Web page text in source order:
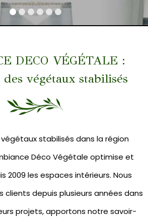
DECO VÉGÉTALE :
des végétaux stabilisés
stabilisés dans la région
Déco Végétale optimise et
2009 les espaces intérieurs. Nous
clients depuis plusieurs années dans
projets, apportons notre savoir-